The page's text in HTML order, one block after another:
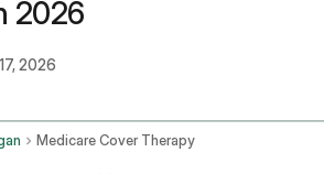
2026
2026
Medicare Cover Therapy